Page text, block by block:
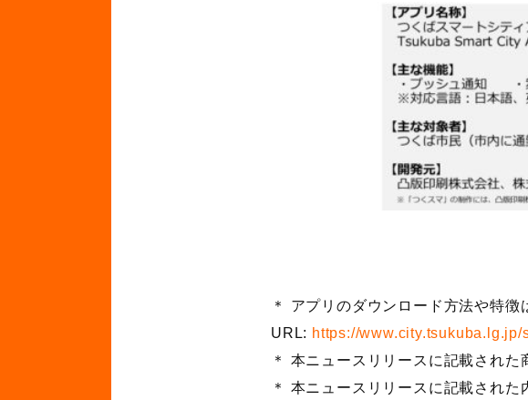
＊ アプリのダウンロード方法や特徴
URL: https://
＊ 本ニュースリリースに記載され
＊ 本ニュースリリースに記載され